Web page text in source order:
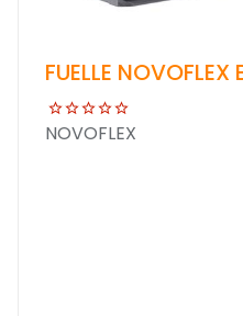
FUELLE
NOVOFLEX